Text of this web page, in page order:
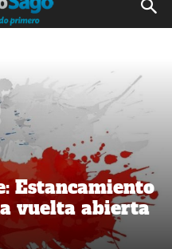
Estancamiento
vuelta abierta